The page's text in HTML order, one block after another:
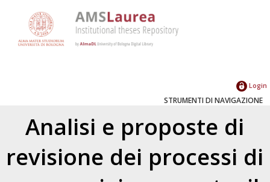
Login
STRUMENTI DI NAVIGAZIONE
Analisi e proposte di
revisione dei processi di